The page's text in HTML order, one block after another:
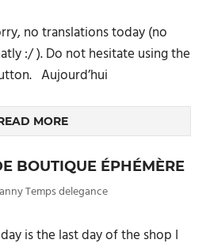
no translations today (no
:/ ). Do not hesitate using the
Aujourd’hui
MORE
BOUTIQUE ÉPHÉMÈRE
Temps delegance
is the last day of the shop I